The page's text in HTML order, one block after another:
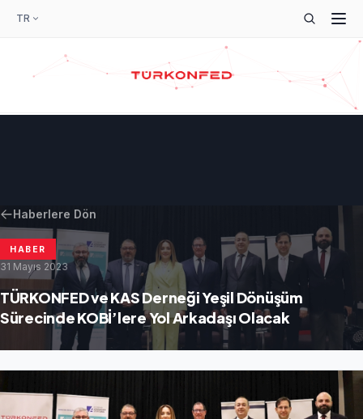
TR
Haberlere Dön
HABER
31 Mayıs 2023
TÜRKONFED ve KAS Derneği Yeşil Dönüşüm
Sürecinde KOBİ’lere Yol Arkadaşı Olacak